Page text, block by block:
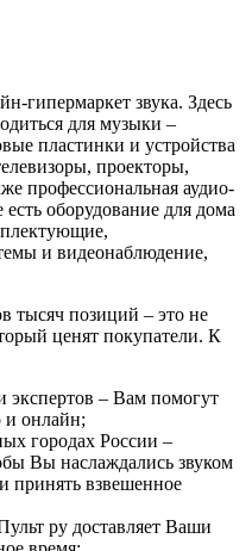
гипермаркет звука. Здесь
для музыки –
пластинки и устройства
проекторы,
профессиональная аудио-
оборудование для дома
и видеонаблюдение,
тысяч позиций – это не
ценят покупатели. К
экспертов – Вам помогут
и онлайн;
городах России –
Вы наслаждались звуком
принять взвешенное
ру доставляет Ваши